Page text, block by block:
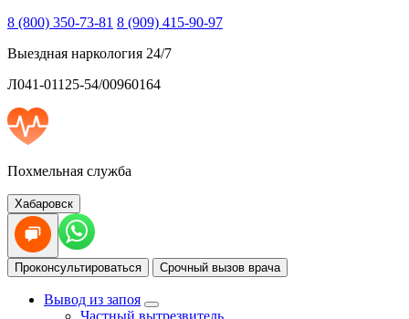
8 (800) 350-73-81 8 (909) 415-90-97
Выездная наркология 24/7
Л041-01125-54/00960164
Похмельная служба
Хабаровск
Проконсультироваться Срочный вызов врача
Вывод из запоя
Частный вытрезвитель